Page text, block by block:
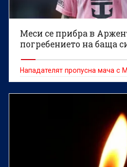
Меси се прибра в
погребението на баща
Нападателят пропусна мача с